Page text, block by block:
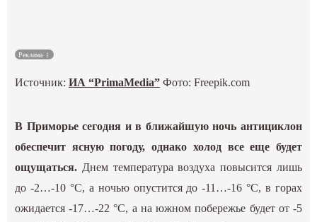
ГИД
Реклама
Источник:ИА “PrimaMedia” Фото: Freepik.com
В Приморье сегодня и в ближайшую ночь антициклон
обеспечит ясную погоду, однако холод все еще будет
ощущаться. Днем температура воздуха повысится лишь
до -2…-10 °С, а ночью опустится до -11…-16 °С, в горах
ожидается -17…-22 °С, а на южном побережье будет от -5